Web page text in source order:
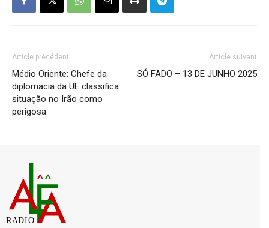
Article précédent
Médio Oriente: Chefe da
diplomacia da UE classifica
situação no Irão como
perigosa
Article suivant
SÓ FADO – 13 DE JUNHO 2025
RADIO